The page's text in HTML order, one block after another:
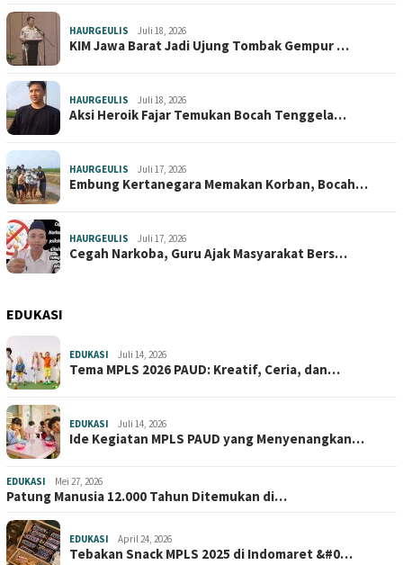
HAURGEULIS Juli 18, 2026
KIM Jawa Barat Jadi Ujung Tombak Gempur …
HAURGEULIS Juli 18, 2026
Aksi Heroik Fajar Temukan Bocah Tenggela…
HAURGEULIS Juli 17, 2026
Embung Kertanegara Memakan Korban, Bocah…
HAURGEULIS Juli 17, 2026
Cegah Narkoba, Guru Ajak Masyarakat Bers…
EDUKASI
EDUKASI Juli 14, 2026
Tema MPLS 2026 PAUD: Kreatif, Ceria, dan…
EDUKASI Juli 14, 2026
Ide Kegiatan MPLS PAUD yang Menyenangkan…
EDUKASI Mei 27, 2026
Patung Manusia 12.000 Tahun Ditemukan di…
EDUKASI April 24, 2026
Tebakan Snack MPLS 2025 di Indomaret &#0…